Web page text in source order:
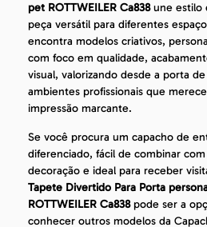
pet ROTTWEILER Ca838une estilo
peça versátil para diferentes
encontra modelos criativos,
com foco em qualidade,
visual, valorizando desde a porta
ambientes profissionais que
impressão marcante.
Se você procura um capacho de
diferenciado, fácil de combinar
decoração e ideal para receber
Tapete Divertido Para Porta
ROTTWEILER Ca838pode ser a
conhecer outros modelos da